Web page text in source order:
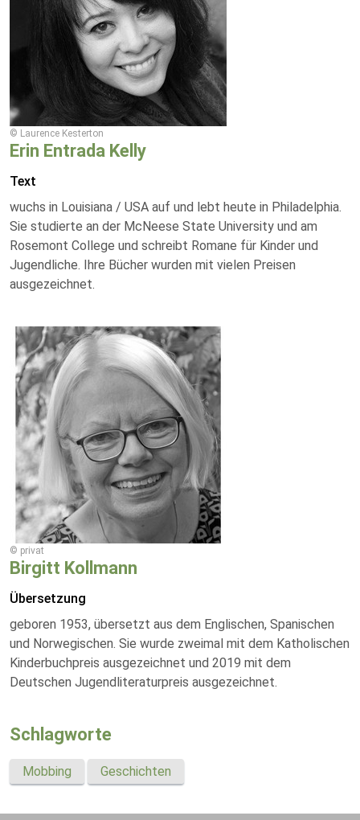
© Laurence Kesterton
Erin Entrada Kelly
Text
wuchs in Louisiana / USA auf und lebt heute in Philadelphia.
Sie studierte an der McNeese State University und am
Rosemont College und schreibt Romane für Kinder und
Jugendliche. Ihre Bücher wurden mit vielen Preisen
ausgezeichnet.
© privat
Birgitt Kollmann
Übersetzung
geboren 1953, übersetzt aus dem Englischen, Spanischen
und Norwegischen. Sie wurde zweimal mit dem Katholischen
Kinderbuchpreis ausgezeichnet und 2019 mit dem
Deutschen Jugendliteraturpreis ausgezeichnet.
Schlagworte
Mobbing Geschichten